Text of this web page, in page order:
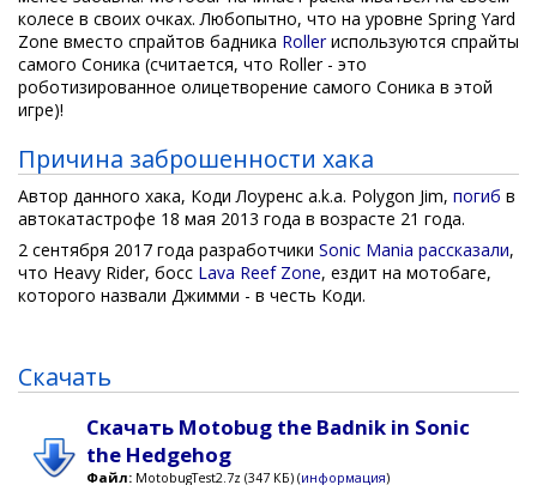
колесе в своих очках. Любопытно, что на уровне Spring Yard
Zone вместо спрайтов бадника Rollerиспользуются спрайты
самого Соника (считается, что Roller - это
роботизированное олицетворение самого Соника в этой
игре)!
Причина заброшенности хака
Автор данного хака, Коди Лоуренс a.k.a. Polygon Jim, погиб в
автокатастрофе 18 мая 2013 года в возрасте 21 года.
2 сентября 2017 года разработчики Sonic Mania рассказали,
что Heavy Rider, босс Lava Reef Zone, ездит на мотобаге,
которого назвали Джимми - в честь Коди.
Скачать
Скачать Motobug the Badnik in Sonic
the Hedgehog
Файл: MotobugTest2.7z (347 КБ) (информация)